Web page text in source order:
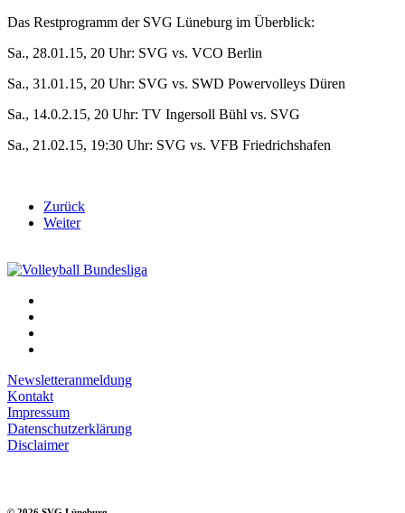
Das Restprogramm der SVG Lüneburg im Überblick:
Sa., 28.01.15, 20 Uhr: SVG vs. VCO Berlin
Sa., 31.01.15, 20 Uhr: SVG vs. SWD Powervolleys Düren
Sa., 14.0.2.15, 20 Uhr: TV Ingersoll Bühl vs. SVG
Sa., 21.02.15, 19:30 Uhr: SVG vs. VFB Friedrichshafen
Zurück
Weiter
Newsletteranmeldung
Kontakt
Impressum
Datenschutzerklärung
Disclaimer